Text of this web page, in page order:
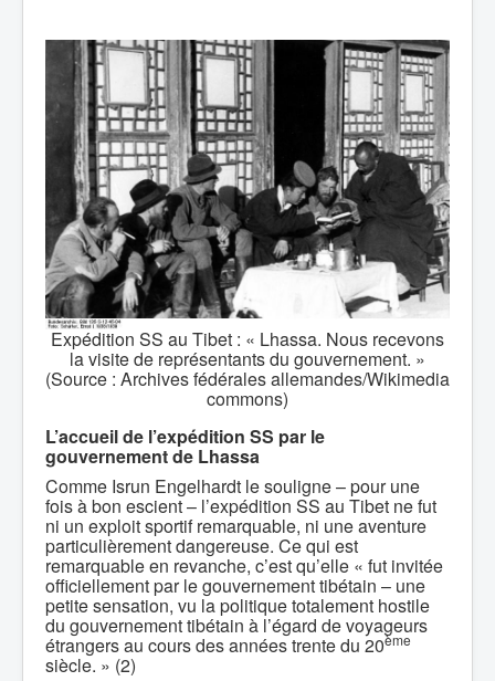
Expédition SS au Tibet : « Lhassa. Nous recevons
la visite de représentants du gouvernement. »
(Source : Archives fédérales allemandes/Wikimedia
commons)
L’accueil de l’expédition SS par le
gouvernement de Lhassa
Comme Isrun Engelhardt le souligne – pour une
fois à bon escient – l’expédition SS au Tibet ne fut
ni un exploit sportif remarquable, ni une aventure
particulièrement dangereuse. Ce qui est
remarquable en revanche, c’est qu’elle « fut invitée
officiellement par le gouvernement tibétain – une
petite sensation, vu la politique totalement hostile
du gouvernement tibétain à l’égard de voyageurs
étrangers au cours des années trente du 20ème
siècle. » (2)